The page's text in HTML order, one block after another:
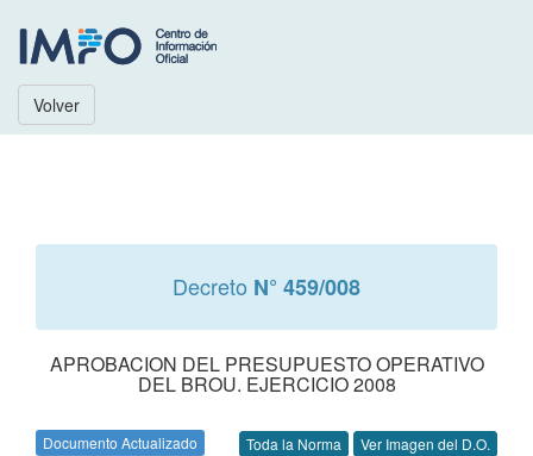
Volver
Decreto N° 459/008
APROBACION DEL PRESUPUESTO OPERATIVO
DEL BROU. EJERCICIO 2008
Documento Actualizado Toda la Norma Ver Imagen del D.O.